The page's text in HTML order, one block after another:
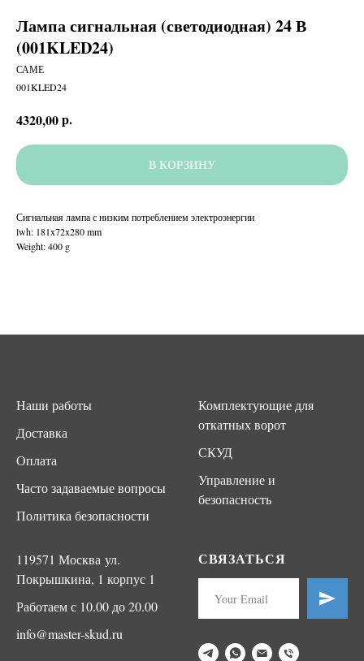
Лампа сигнальная (светодиодная) 24 В
(001KLED24)
САМЕ
001KLED24
4320,00р.
В КОРЗИНУ
Сигнальная лампа с низким потреблением электроэнергии
lwh: 181x72x280 mm
Weight: 400 g
Наши работы
Доставка
Оплата
Часто задаваемые вопросы
Политика безопасности
Комплектующие для
откатных ворот
СКУД
Управление и
безопасность
119571 Москва ул.
Покрышкина, 1 корпус 1
Работаем с 10.00 до 20.00
info@master-skud.ru
СВЯЗАТЬСЯ